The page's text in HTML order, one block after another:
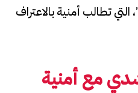
تطالب أمنية بالاعتراف
مع أمنية